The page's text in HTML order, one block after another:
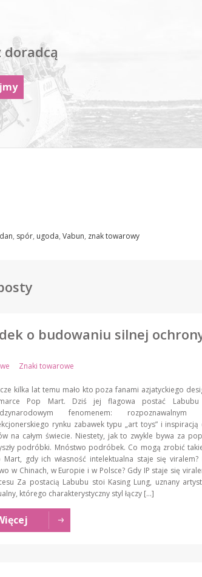
, spór, ugoda, Vabun, znak towarowy
o budowaniu silnej
Znaki towarowe
kilka lat temu mało kto poza fanami azjatyckiego
Pop Mart. Dziś jej flagowa postać Labubu
fenomenem: rozpoznawalnym
rynku zabawek typu „art toys” i inspiracją
na całym świecie. Niestety, jak to zwykle bywa za
podróbki. Mnóstwo podróbek. Co mogą zrobić
Mart, gdy ich własność intelektualna staje się
w Chinach, w Europie i w Polsce? Gdy IP staje się
Za postacią Labubu stoi Kasing Lung, uznany
którego charakterystyczny styl łączy […]